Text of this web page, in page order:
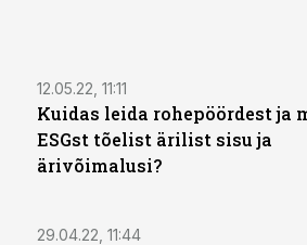
12.05.22, 11:11
Kuidas leida rohepöördest ja
ESGst tõelist ärilist sisu ja
ärivõimalusi?
29.04.22, 11:44